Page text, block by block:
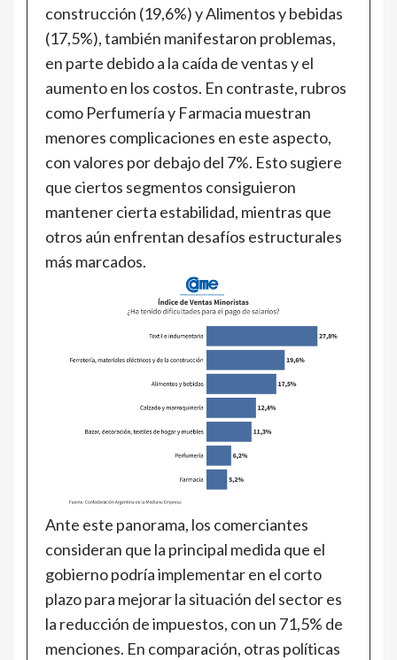
construcción (19,6%) y Alimentos y bebidas
(17,5%), también manifestaron problemas,
en parte debido a la caída de ventas y el
aumento en los costos. En contraste, rubros
como Perfumería y Farmacia muestran
menores complicaciones en este aspecto,
con valores por debajo del 7%. Esto sugiere
que ciertos segmentos consiguieron
mantener cierta estabilidad, mientras que
otros aún enfrentan desafíos estructurales
más marcados.
Ante este panorama, los comerciantes
consideran que la principal medida que el
gobierno podría implementar en el corto
plazo para mejorar la situación del sector es
la reducción de impuestos, con un 71,5% de
menciones. En comparación, otras políticas